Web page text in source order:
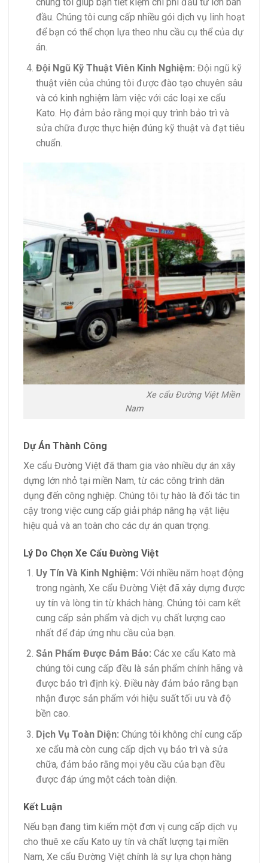
đầu. Chúng tôi cung cấp nhiều gói dịch vụ linh hoạt
để bạn có thể chọn lựa theo nhu cầu cụ thể của dự
án.
Đội Ngũ Kỹ Thuật Viên Kinh Nghiệm: Đội ngũ kỹ
thuật viên của chúng tôi được đào tạo chuyên sâu
và có kinh nghiệm làm việc với các loại xe cẩu
Kato. Họ đảm bảo rằng mọi quy trình bảo trì và
sửa chữa được thực hiện đúng kỹ thuật và đạt tiêu
chuẩn.
Xe cẩu Đường Việt Miền
Nam
Dự Án Thành Công
Xe cẩu Đường Việt đã tham gia vào nhiều dự án xây
dựng lớn nhỏ tại miền Nam, từ các công trình dân
dụng đến công nghiệp. Chúng tôi tự hào là đối tác tin
cậy trong việc cung cấp giải pháp nâng hạ vật liệu
hiệu quả và an toàn cho các dự án quan trọng.
Lý Do Chọn Xe Cẩu Đường Việt
Uy Tín Và Kinh Nghiệm: Với nhiều năm hoạt động
trong ngành, Xe cẩu Đường Việt đã xây dựng được
uy tín và lòng tin từ khách hàng. Chúng tôi cam kết
cung cấp sản phẩm và dịch vụ chất lượng cao
nhất để đáp ứng nhu cầu của bạn.
Sản Phẩm Được Đảm Bảo: Các xe cẩu Kato mà
chúng tôi cung cấp đều là sản phẩm chính hãng và
được bảo trì định kỳ. Điều này đảm bảo rằng bạn
nhận được sản phẩm với hiệu suất tối ưu và độ
bền cao.
Dịch Vụ Toàn Diện: Chúng tôi không chỉ cung cấp
xe cẩu mà còn cung cấp dịch vụ bảo trì và sửa
chữa, đảm bảo rằng mọi yêu cầu của bạn đều
được đáp ứng một cách toàn diện.
Kết Luận
Nếu bạn đang tìm kiếm một đơn vị cung cấp dịch vụ
cho thuê xe cẩu Kato uy tín và chất lượng tại miền
Nam, Xe cẩu Đường Việt chính là sự lựa chọn hàng